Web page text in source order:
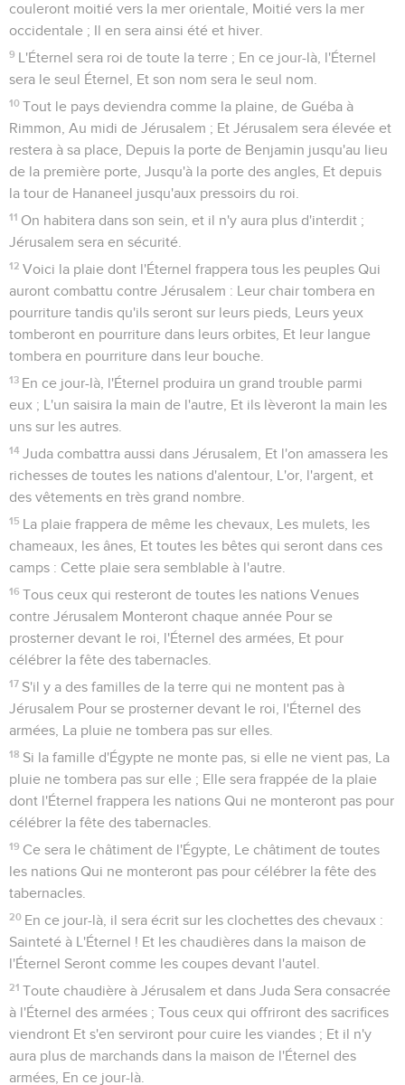
couleront moitié vers la mer orientale, Moitié vers la mer
occidentale ; Il en sera ainsi été et hiver.
9 L'Éternel sera roi de toute la terre ; En ce jour-là, l'Éternel
sera le seul Éternel, Et son nom sera le seul nom.
10 Tout le pays deviendra comme la plaine, de Guéba à
Rimmon, Au midi de Jérusalem ; Et Jérusalem sera élevée et
restera à sa place, Depuis la porte de Benjamin jusqu'au lieu
de la première porte, Jusqu'à la porte des angles, Et depuis
la tour de Hananeel jusqu'aux pressoirs du roi.
11 On habitera dans son sein, et il n'y aura plus d'interdit ;
Jérusalem sera en sécurité.
12 Voici la plaie dont l'Éternel frappera tous les peuples Qui
auront combattu contre Jérusalem : Leur chair tombera en
pourriture tandis qu'ils seront sur leurs pieds, Leurs yeux
tomberont en pourriture dans leurs orbites, Et leur langue
tombera en pourriture dans leur bouche.
13 En ce jour-là, l'Éternel produira un grand trouble parmi
eux ; L'un saisira la main de l'autre, Et ils lèveront la main les
uns sur les autres.
14 Juda combattra aussi dans Jérusalem, Et l'on amassera les
richesses de toutes les nations d'alentour, L'or, l'argent, et
des vêtements en très grand nombre.
15 La plaie frappera de même les chevaux, Les mulets, les
chameaux, les ânes, Et toutes les bêtes qui seront dans ces
camps : Cette plaie sera semblable à l'autre.
16 Tous ceux qui resteront de toutes les nations Venues
contre Jérusalem Monteront chaque année Pour se
prosterner devant le roi, l'Éternel des armées, Et pour
célébrer la fête des tabernacles.
17 S'il y a des familles de la terre qui ne montent pas à
Jérusalem Pour se prosterner devant le roi, l'Éternel des
armées, La pluie ne tombera pas sur elles.
18 Si la famille d'Égypte ne monte pas, si elle ne vient pas, La
pluie ne tombera pas sur elle ; Elle sera frappée de la plaie
dont l'Éternel frappera les nations Qui ne monteront pas pour
célébrer la fête des tabernacles.
19 Ce sera le châtiment de l'Égypte, Le châtiment de toutes
les nations Qui ne monteront pas pour célébrer la fête des
tabernacles.
20 En ce jour-là, il sera écrit sur les clochettes des chevaux :
Sainteté à L'Éternel ! Et les chaudières dans la maison de
l'Éternel Seront comme les coupes devant l'autel.
21 Toute chaudière à Jérusalem et dans Juda Sera consacrée
à l'Éternel des armées ; Tous ceux qui offriront des sacrifices
viendront Et s'en serviront pour cuire les viandes ; Et il n'y
aura plus de marchands dans la maison de l'Éternel des
armées, En ce jour-là.